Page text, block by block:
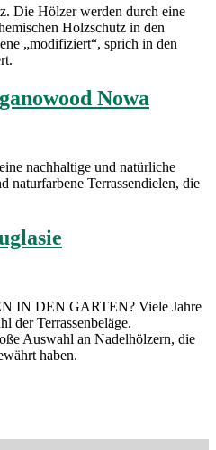
Die Hölzer werden durch eine
Holzschutz in den
„modifiziert“, sprich in den
Nowa
nachhaltige und natürliche
naturfarbene Terrassendielen, die
IN DEN GARTEN? Viele Jahre
der Terrassenbeläge.
Auswahl an Nadelhölzern, die
haben.